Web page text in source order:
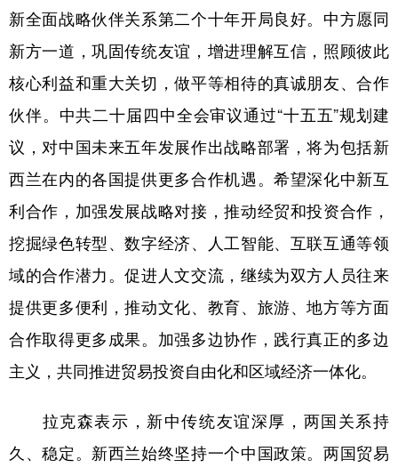
四川 贵州 云南 西藏
新疆 内蒙古 黑龙江
多语种频道
English Español Français عربى
Русский язык 日本語 한국어
Deutsch Português
新全面战略伙伴关系第二个十年开局良好。中方愿同
新方一道，巩固传统友谊，增进理解互信，照顾彼此
核心利益和重大关切，做平等相待的真诚朋友、合作
伙伴。中共二十届四中全会审议通过“十五五”规划建
议，对中国未来五年发展作出战略部署，将为包括新
西兰在内的各国提供更多合作机遇。希望深化中新互
利合作，加强发展战略对接，推动经贸和投资合作，
挖掘绿色转型、数字经济、人工智能、互联互通等领
域的合作潜力。促进人文交流，继续为双方人员往来
提供更多便利，推动文化、教育、旅游、地方等方面
合作取得更多成果。加强多边协作，践行真正的多边
主义，共同推进贸易投资自由化和区域经济一体化。
拉克森表示，新中传统友谊深厚，两国关系持
久、稳定。新西兰始终坚持一个中国政策。两国贸易